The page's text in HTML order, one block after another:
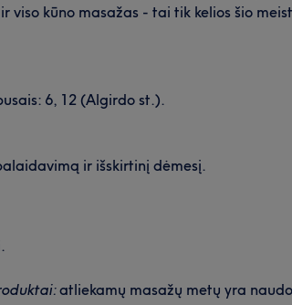
viso kūno masažas - tai tik kelios šio
6, 12 (Algirdo st.).
ir išskirtinį dėmesį.
atliekamų masažų metų yra